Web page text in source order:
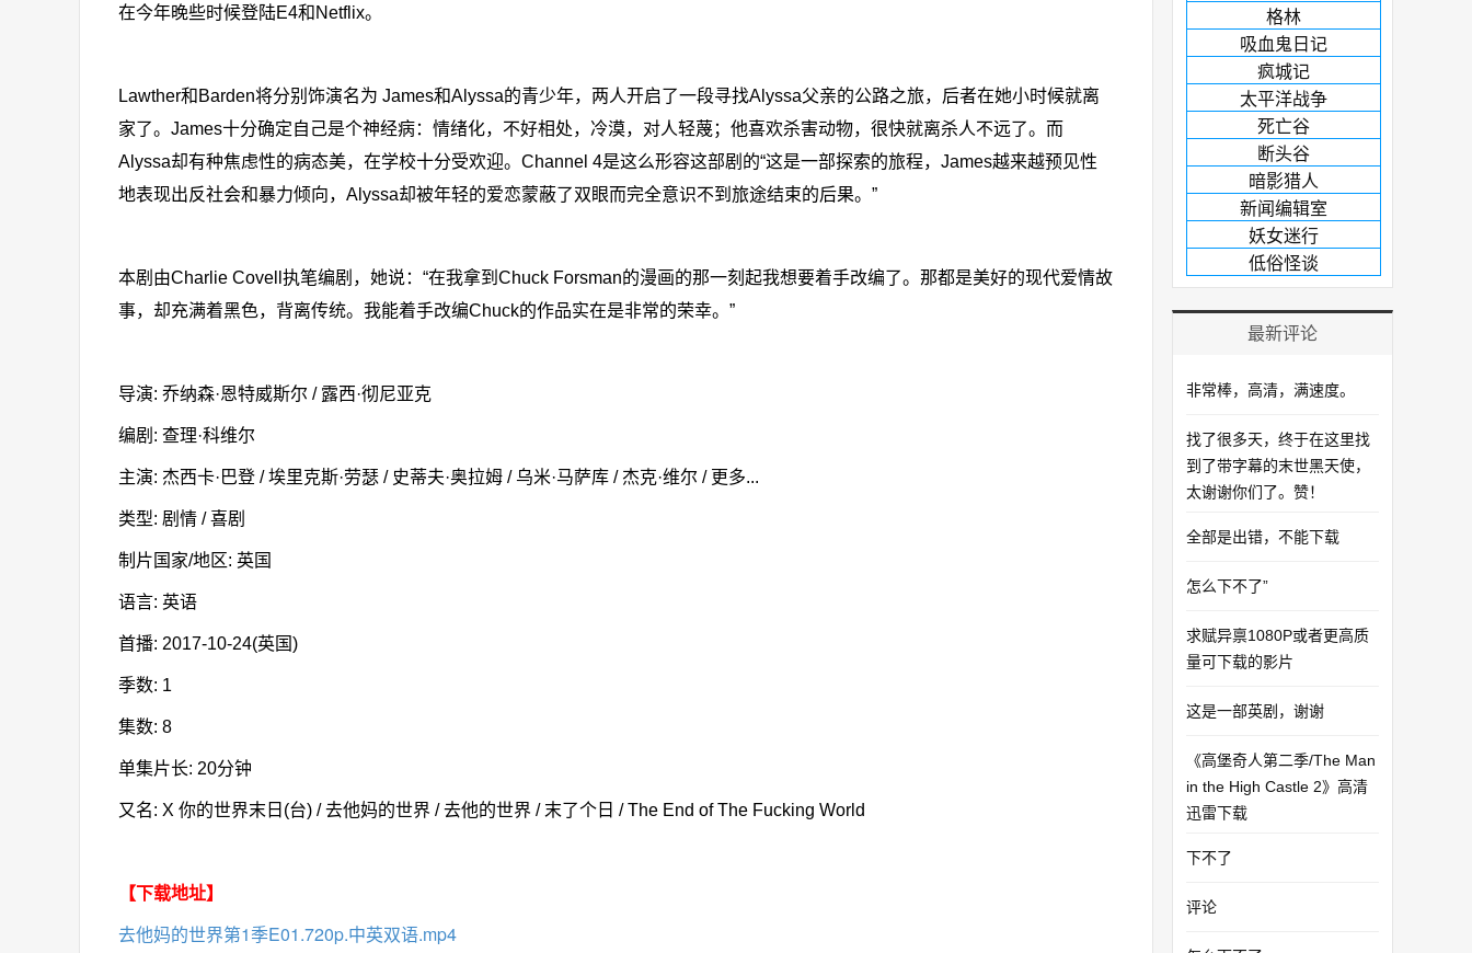
在今年晚些时候登陆E4和Netflix。
Lawther和Barden将分别饰演名为 James和Alyssa的青少年，两人开启了一段寻找Alyssa父亲的公路之旅，后者在她小时候就离
家了。James十分确定自己是个神经病：情绪化，不好相处，冷漠，对人轻蔑；他喜欢杀害动物，很快就离杀人不远了。而
Alyssa却有种焦虑性的病态美，在学校十分受欢迎。Channel 4是这么形容这部剧的“这是一部探索的旅程，James越来越预见性
地表现出反社会和暴力倾向，Alyssa却被年轻的爱恋蒙蔽了双眼而完全意识不到旅途结束的后果。”
本剧由Charlie Covell执笔编剧，她说：“在我拿到Chuck Forsman的漫画的那一刻起我想要着手改编了。那都是美好的现代爱情故
事，却充满着黑色，背离传统。我能着手改编Chuck的作品实在是非常的荣幸。”
导演: 乔纳森·恩特威斯尔 / 露西·彻尼亚克
编剧: 查理·科维尔
主演: 杰西卡·巴登 / 埃里克斯·劳瑟 / 史蒂夫·奥拉姆 / 乌米·马萨库 / 杰克·维尔 / 更多...
类型: 剧情 / 喜剧
制片国家/地区: 英国
语言: 英语
首播: 2017-10-24(英国)
季数: 1
集数: 8
单集片长: 20分钟
又名: X 你的世界末日(台) / 去他妈的世界 / 去他的世界 / 末了个日 / The End of The Fucking World
【下载地址】
去他妈的世界第1季E01.720p.中英双语.mp4
格林
吸血鬼日记
疯城记
太平洋战争
死亡谷
断头谷
暗影猎人
新闻编辑室
妖女迷行
低俗怪谈
最新评论
非常棒，高清，满速度。
找了很多天，终于在这里找
到了带字幕的末世黑天使，
太谢谢你们了。赞！
全部是出错，不能下载
怎么下不了”
求赋异禀1080P或者更高质
量可下载的影片
这是一部英剧，谢谢
《高堡奇人第二季/The Man
in the High Castle 2》高清
迅雷下载
下不了
评论